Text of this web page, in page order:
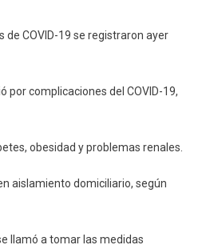
de COVID-19 se registraron ayer
complicaciones del COVID-19,
obesidad y problemas renales.
aislamiento domiciliario, según
llamó a tomar las medidas